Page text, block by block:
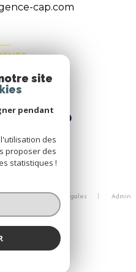
cap.com
Mentions légales
Admin
site
pendant
des
proposer des
statistiques !